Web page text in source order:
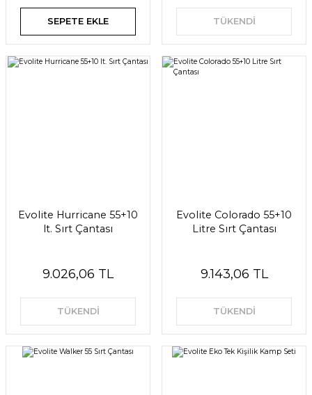
SEPETE EKLE TÜKENDİ
Evolite Hurricane 55+10
lt. Sırt Çantası
9.026,06 TL
TÜKENDİ
Evolite Colorado 55+10
Litre Sırt Çantası
9.143,06 TL
TÜKENDİ